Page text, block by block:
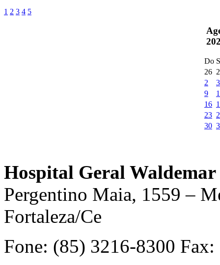
1 2 3 4 5
Do
26
2
3
9
16
23
30
Hospital Geral
Pergentino Maia, 1559 –
Fortaleza/Ce
Fone: (85) 3216-8300